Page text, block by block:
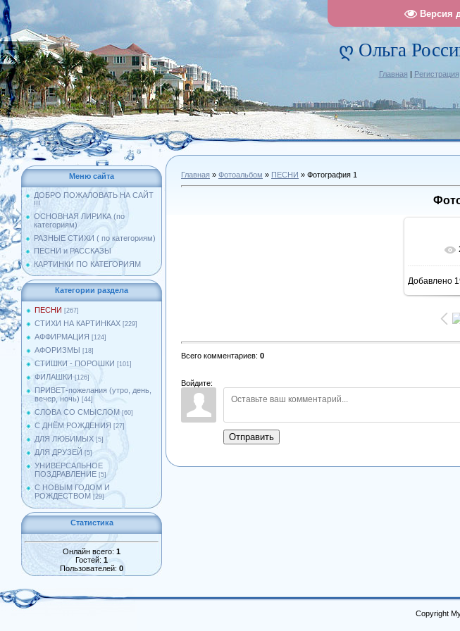
Версия
ღ Ольга
Главная | Регистрация
Меню сайта
ДОБРО ПОЖАЛОВАТЬ НА САЙТ
!!!
ОСНОВНАЯ ЛИРИКА (по
категориям)
РАЗНЫЕ СТИХИ ( по категориям)
ПЕСНИ и РАССКАЗЫ
КАРТИНКИ ПО КАТЕГОРИЯМ
Категории раздела
ПЕСНИ [267]
СТИХИ НА КАРТИНКАХ [229]
АФФИРМАЦИЯ [124]
АФОРИЗМЫ [18]
СТИШКИ - ПОРОШКИ [101]
ФИЛАШКИ [126]
ПРИВЕТ-пожелания (утро, день,
вечер, ночь) [44]
СЛОВА СО СМЫСЛОМ [60]
С ДНЁМ РОЖДЕНИЯ [27]
ДЛЯ ЛЮБИМЫХ [5]
ДЛЯ ДРУЗЕЙ [5]
УНИВЕРСАЛЬНОЕ
ПОЗДРАВЛЕНИЕ [5]
С НОВЫМ ГОДОМ И
РОЖДЕСТВОМ [29]
Статистика
Онлайн всего: 1
Гостей: 1
Пользователей: 0
Главная » Фотоальбом » ПЕСНИ » Фотография 1
В
Добавлено
Всего комментариев: 0
Войдите:
Отправить
Copyright